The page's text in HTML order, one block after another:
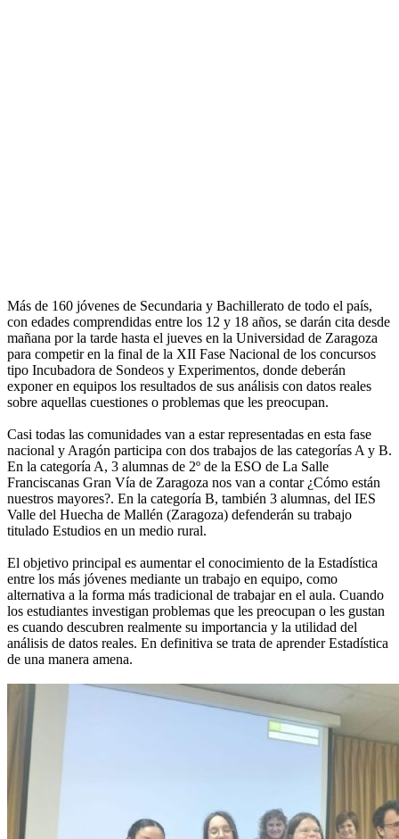
Más de 160 jóvenes de Secundaria y Bachillerato de todo el país,
con edades comprendidas entre los 12 y 18 años, se darán cita desde
mañana por la tarde hasta el jueves en la Universidad de Zaragoza
para competir en la final de la XII Fase Nacional de los concursos
tipo Incubadora de Sondeos y Experimentos, donde deberán
exponer en equipos los resultados de sus análisis con datos reales
sobre aquellas cuestiones o problemas que les preocupan.
Casi todas las comunidades van a estar representadas en esta fase
nacional y Aragón participa con dos trabajos de las categorías A y B.
En la categoría A, 3 alumnas de 2º de la ESO de La Salle
Franciscanas Gran Vía de Zaragoza nos van a contar ¿Cómo están
nuestros mayores?. En la categoría B, también 3 alumnas, del IES
Valle del Huecha de Mallén (Zaragoza) defenderán su trabajo
titulado Estudios en un medio rural.
El objetivo principal es aumentar el conocimiento de la Estadística
entre los más jóvenes mediante un trabajo en equipo, como
alternativa a la forma más tradicional de trabajar en el aula. Cuando
los estudiantes investigan problemas que les preocupan o les gustan
es cuando descubren realmente su importancia y la utilidad del
análisis de datos reales. En definitiva se trata de aprender Estadística
de una manera amena.